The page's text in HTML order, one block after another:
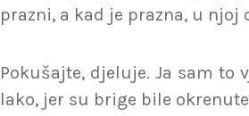
prazni, a kad je prazna, u
Pokušajte, djeluje. Ja sam to
lako, jer su brige bile